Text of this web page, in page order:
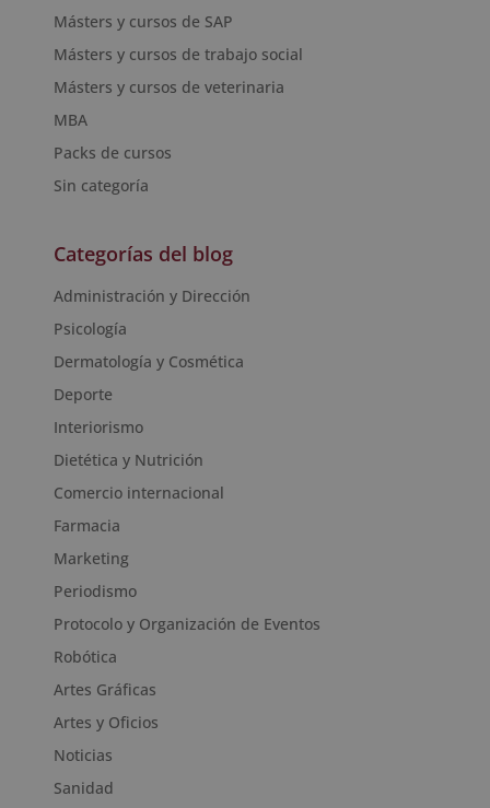
Másters y cursos de SAP
Másters y cursos de trabajo social
Másters y cursos de veterinaria
MBA
Packs de cursos
Sin categoría
Categorías del blog
Administración y Dirección
Psicología
Dermatología y Cosmética
Deporte
Interiorismo
Dietética y Nutrición
Comercio internacional
Farmacia
Marketing
Periodismo
Protocolo y Organización de Eventos
Robótica
Artes Gráficas
Artes y Oficios
Noticias
Sanidad